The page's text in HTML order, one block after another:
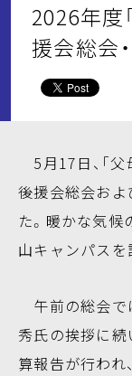
2026年度
援会総会
5月17日、「
後援会総会お
た。暖かな気候
山キャンパスを
午前の総会で
秀氏の挨拶に続
算報告が行われ